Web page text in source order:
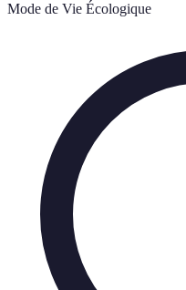
Mode de Vie Écologique